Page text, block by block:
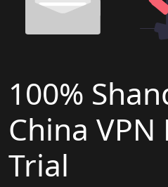
100%
China VPN
Trial